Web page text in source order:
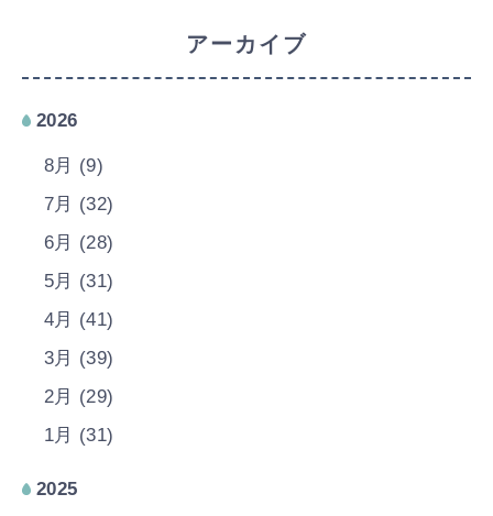
アーカイブ
2026
8月 (9)
7月 (32)
6月 (28)
5月 (31)
4月 (41)
3月 (39)
2月 (29)
1月 (31)
2025